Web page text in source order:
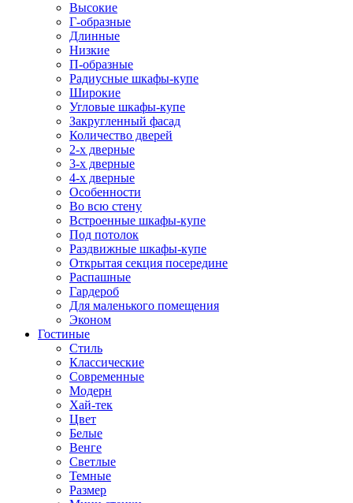
Высокие
Г-образные
Длинные
Низкие
П-образные
Радиусные шкафы-купе
Широкие
Угловые шкафы-купе
Закругленный фасад
Количество дверей
2-х дверные
3-х дверные
4-х дверные
Особенности
Во всю стену
Встроенные шкафы-купе
Под потолок
Раздвижные шкафы-купе
Открытая секция посередине
Распашные
Гардероб
Для маленького помещения
Эконом
Гостиные
Стиль
Классические
Современные
Модерн
Хай-тек
Цвет
Белые
Венге
Светлые
Темные
Размер